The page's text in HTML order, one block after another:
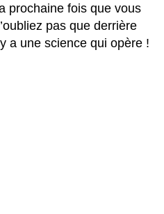
prochaine fois que vous
pas que derrière
a une science qui opère !